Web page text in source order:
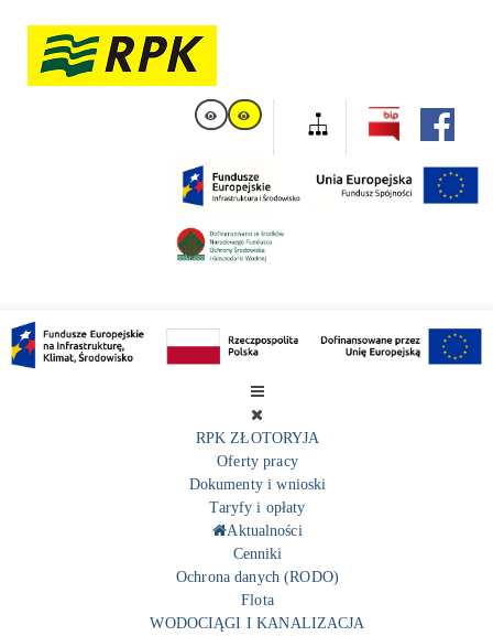
RPK ZŁOTORYJA
Oferty pracy
Dokumenty i wnioski
Taryfy i opłaty
Aktualności
Cenniki
Ochrona danych (RODO)
Flota
WODOCIĄGI I KANALIZACJA